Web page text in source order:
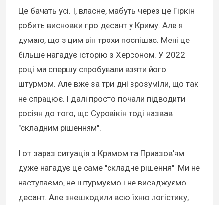
Це бачать усі. І, власне, мабуть через це Гіркін
робить висновки про десант у Криму. Але я
думаю, що з цим він трохи поспішає. Мені це
більше нагадує історію з Херсоном. У 2022
році ми спершу спробували взяти його
штурмом. Але вже за три дні зрозуміли, що так
не спрацює. І далі просто почали підводити
росіян до того, що Суровікін тоді назвав
"складним рішенням".
І от зараз ситуація з Кримом та Приазов’ям
дуже нагадує це саме "складне рішення". Ми не
наступаємо, не штурмуємо і не висаджуємо
десант. Але знешкодили всю їхню логістику,